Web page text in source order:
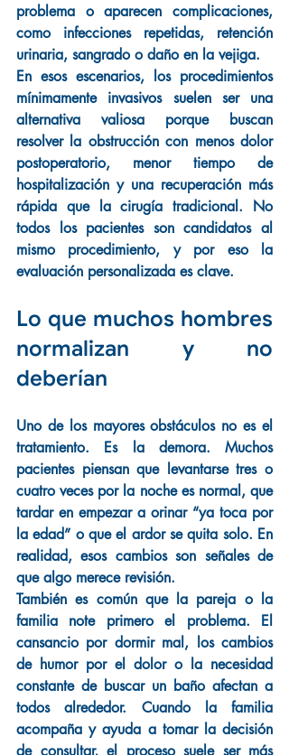
problema o aparecen complicaciones,
como infecciones repetidas, retención
urinaria, sangrado o daño en la vejiga.
En esos escenarios, los procedimientos
mínimamente invasivos suelen ser una
alternativa valiosa porque buscan
resolver la obstrucción con menos dolor
postoperatorio, menor tiempo de
hospitalización y una recuperación más
rápida que la cirugía tradicional. No
todos los pacientes son candidatos al
mismo procedimiento, y por eso la
evaluación personalizada es clave.
Lo que muchos hombres
normalizan y no
deberían
Uno de los mayores obstáculos no es el
tratamiento. Es la demora. Muchos
pacientes piensan que levantarse tres o
cuatro veces por la noche es normal, que
tardar en empezar a orinar “ya toca por
la edad” o que el ardor se quita solo. En
realidad, esos cambios son señales de
que algo merece revisión.
También es común que la pareja o la
familia note primero el problema. El
cansancio por dormir mal, los cambios
de humor por el dolor o la necesidad
constante de buscar un baño afectan a
todos alrededor. Cuando la familia
acompaña y ayuda a tomar la decisión
de consultar, el proceso suele ser más